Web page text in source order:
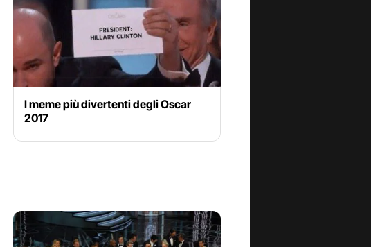
I meme più divertenti degli Oscar
2017